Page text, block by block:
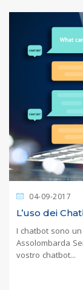
04-09-2017
L’uso dei
I chatbot sono
Assolombarda
vostro chatbot...